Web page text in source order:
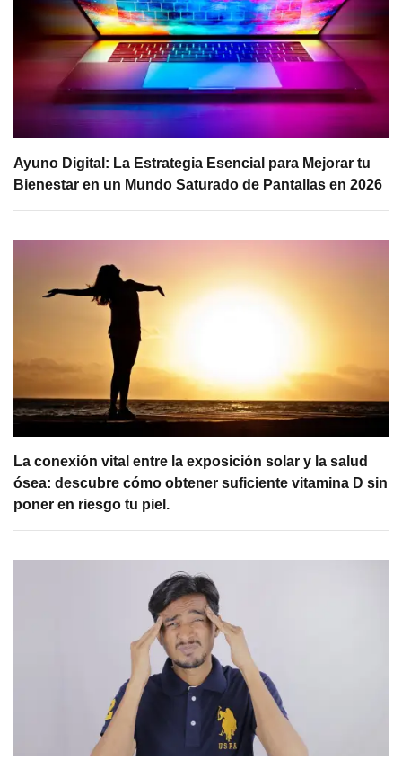
Ayuno Digital: La Estrategia Esencial para Mejorar tu
Bienestar en un Mundo Saturado de Pantallas en 2026
La conexión vital entre la exposición solar y la salud
ósea: descubre cómo obtener suficiente vitamina D sin
poner en riesgo tu piel.